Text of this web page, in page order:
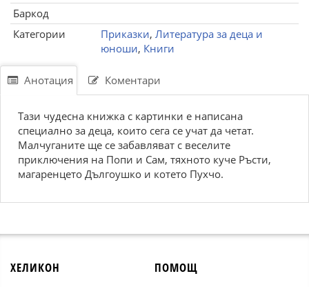
Баркод
Категории
Приказки, Литература за деца и
юноши, Книги
Анотация Коментари
Тази чудесна книжка с картинки е написана
специално за деца, които сега се учат да четат.
Малчуганите ще се забавляват с веселите
приключения на Попи и Сам, тяхното куче Ръсти,
магаренцето Дългоушко и котето Пухчо.
ХЕЛИКОН ПОМОЩ